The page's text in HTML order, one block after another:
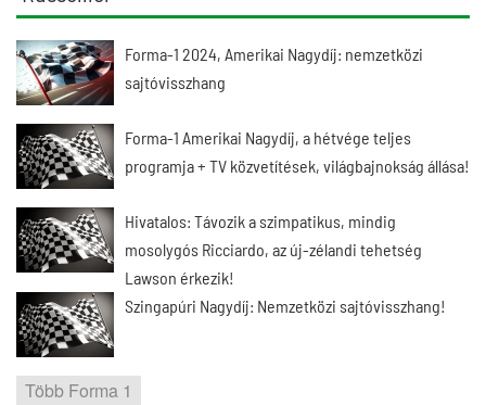
Forma-1 2024, Amerikai Nagydíj: nemzetközi
sajtóvisszhang
Forma-1 Amerikai Nagydíj, a hétvége teljes
programja + TV közvetítések, világbajnokság állása!
Hivatalos: Távozik a szimpatikus, mindig
mosolygós Ricciardo, az új-zélandi tehetség
Lawson érkezik!
Szingapúri Nagydíj: Nemzetközi sajtóvisszhang!
Több Forma 1